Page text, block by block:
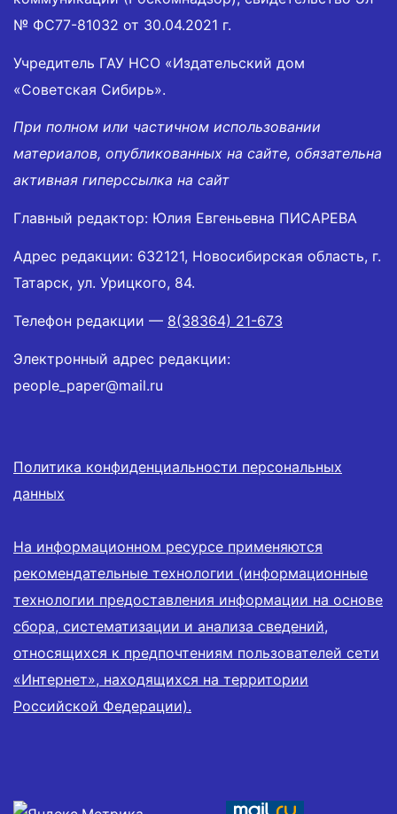
№ ФС77-81032 от 30.04.2021 г.
Учредитель ГАУ НСО «Издательский дом
«Советская Сибирь».
При полном или частичном использовании
материалов, опубликованных на сайте, обязательна
активная гиперссылка на сайт
Главный редактор: Юлия Евгеньевна ПИСАРЕВА
Адрес редакции: 632121, Новосибирская область, г.
Татарск, ул. Урицкого, 84.
Телефон редакции — 8(38364) 21-673
Электронный адрес редакции:
people_paper@mail.ru
Политика конфиденциальности персональных
данных
На информационном ресурсе применяются
рекомендательные технологии (информационные
технологии предоставления информации на основе
сбора, систематизации и анализа сведений,
относящихся к предпочтениям пользователей сети
«Интернет», находящихся на территории
Российской Федерации).